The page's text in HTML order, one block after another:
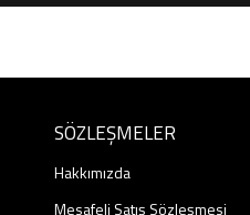
SÖZLEŞMELER
Hakkımızda
Mesafeli Satış Sözleşmesi